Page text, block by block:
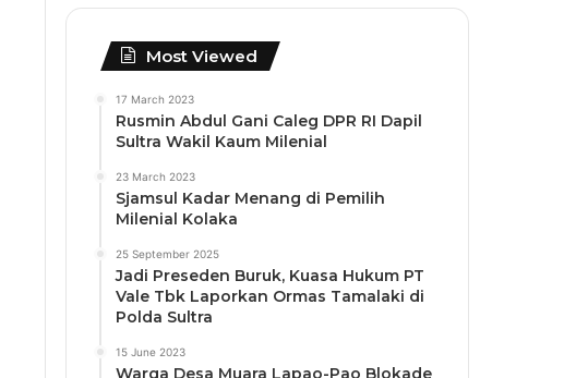
Most Viewed
17 March 2023
Rusmin Abdul Gani Caleg DPR RI Dapil
Sultra Wakil Kaum Milenial
23 March 2023
Sjamsul Kadar Menang di Pemilih
Milenial Kolaka
25 September 2025
Jadi Preseden Buruk, Kuasa Hukum PT
Vale Tbk Laporkan Ormas Tamalaki di
Polda Sultra
15 June 2023
Warga Desa Muara Lapao-Pao Blokade